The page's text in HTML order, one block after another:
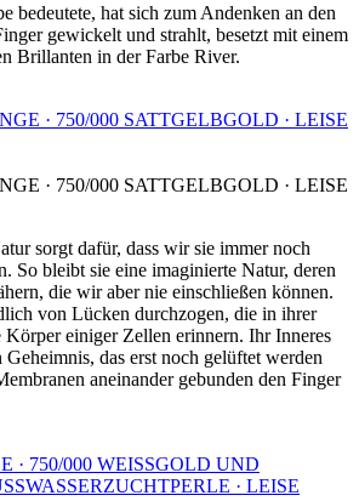
bedeutete, hat sich zum Andenken an den
gewickelt und strahlt, besetzt mit einem
Brillanten in der Farbe River.
· 750/000 SATTGELBGOLD · LEISE
· 750/000 SATTGELBGOLD · LEISE
sorgt dafür, dass wir sie immer noch
So bleibt sie eine imaginierte Natur, deren
die wir aber nie einschließen können.
von Lücken durchzogen, die in ihrer
Körper einiger Zellen erinnern. Ihr Inneres
Geheimnis, das erst noch gelüftet werden
aneinander gebunden den Finger
· 750/000 WEISSGOLD UND
· LEISE